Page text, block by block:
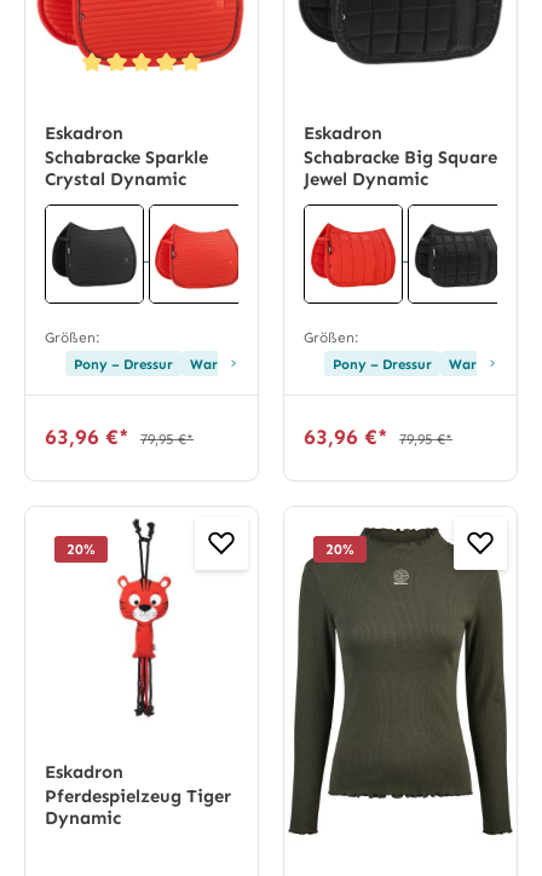
Eskadron
Schabracke Sparkle
Crystal Dynamic
Größen:
Pony – Dressur
Warmblut – Dressur
›
63,96 €* 79,95 €*
Eskadron
Schabracke Big Square
Jewel Dynamic
Größen:
Pony – Dressur
Warmblut –
›
63,96 €* 79,95 €*
20%
Eskadron
Pferdespielzeug Tiger
Dynamic
20%